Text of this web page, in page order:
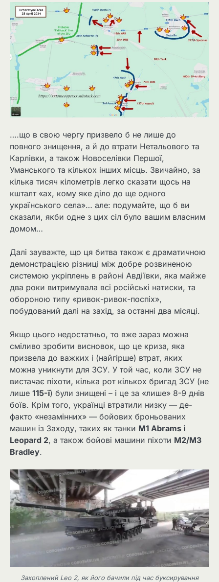
….що в свою чергу призвело б не лише до
повного знищення, а й до втрати Нетальового та
Карлівки, а також Новоселівки Першої,
Уманського та кількох інших місць. Звичайно, за
кілька тисяч кілометрів легко сказати щось на
кшталт «ах, кому яке діло до ще одного
українського села»… але: подумайте, що б ви
сказали, якби одне з цих сіл було вашим власним
домом…
Далі зауважте, що ця битва також є драматичною
демонстрацією різниці між добре розвиненою
системою укріплень в районі Авдіївки, яка майже
два роки витримувала всі російські натиски, та
обороною типу «ривок-ривок-поспіх»,
побудований далі на захід, за останні два місяці.
Якщо цього недостатньо, то вже зараз можна
сміливо зробити висновок, що це криза, яка
призвела до важких і (найгірше) втрат, яких
можна уникнути для ЗСУ. У той час, коли ЗСУ не
вистачає піхоти, кілька рот кількох бригад ЗСУ (не
лише 115-ї) були знищені – і це за «лише» 8-9 днів
боїв. Крім того, українці втратили низку — де-
факто «незамінних» — бойових броньованих
машин із Заходу, таких як танки M1 Abrams і
Leopard 2, а також бойові машини піхоти M2/M3
Bradley.
Захоплений Leo 2, як його бачили під час буксирування